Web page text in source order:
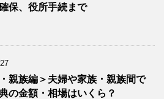
保、役所手続まで
親族編＞夫婦や家族・親族間で
の金額・相場はいくら？